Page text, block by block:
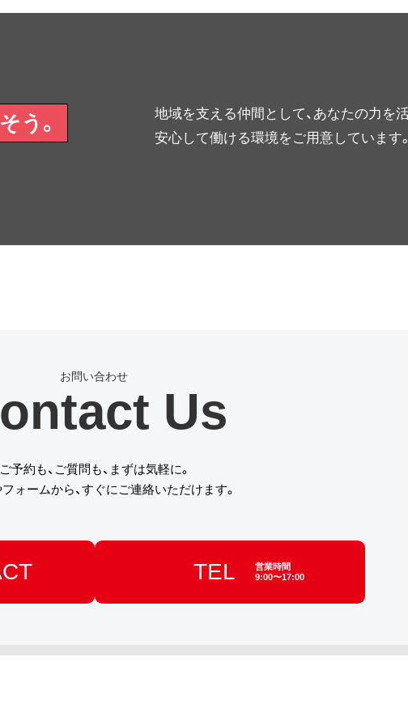
地域を支える仲間として、あなたの力を
安心して働ける環境をご用意しています。
う。
Us
ご予約も、ご質問も、まずは気軽に。
ォームから、すぐにご連絡いただけます。
TEL
営業時間
9:00〜17:00